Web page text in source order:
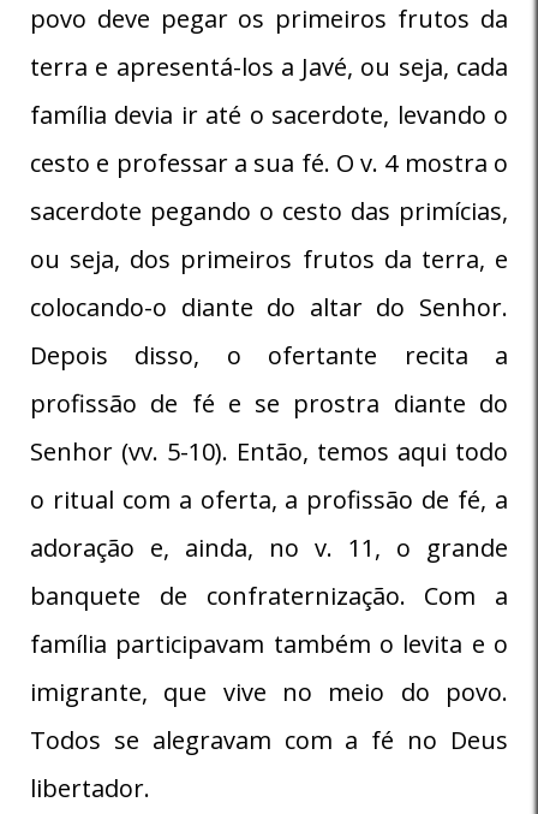
povo deve pegar os primeiros frutos da
terra e apresentá-los a Javé, ou seja, cada
família devia ir até o sacerdote, levando o
cesto e professar a sua fé. O v. 4 mostra o
sacerdote pegando o cesto das primícias,
ou seja, dos primeiros frutos da terra, e
colocando-o diante do altar do Senhor.
Depois disso, o ofertante recita a
profissão de fé e se prostra diante do
Senhor (vv. 5-10). Então, temos aqui todo
o ritual com a oferta, a profissão de fé, a
adoração e, ainda, no v. 11, o grande
banquete de confraternização. Com a
família participavam também o levita e o
imigrante, que vive no meio do povo.
Todos se alegravam com a fé no Deus
libertador.